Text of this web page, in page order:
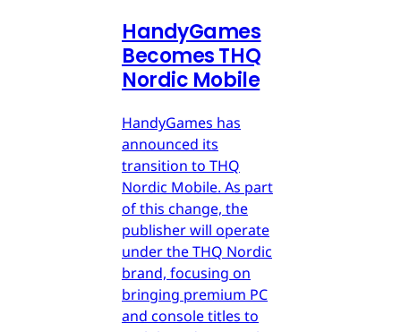
HandyGames
Becomes THQ
Nordic Mobile
HandyGames has
announced its
transition to THQ
Nordic Mobile. As part
of this change, the
publisher will operate
under the THQ Nordic
brand, focusing on
bringing premium PC
and console titles to